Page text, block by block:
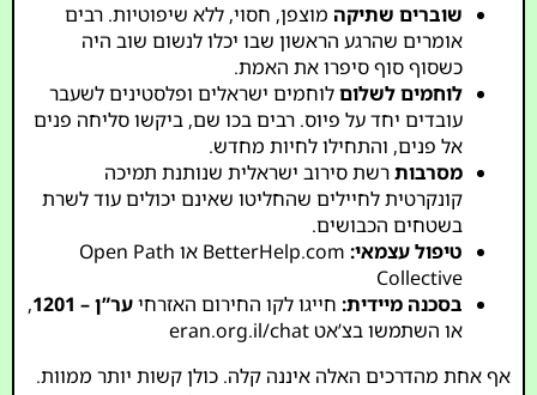
שוברים שתיקה מוצפן, חסוי, ללא שיפוטיות. רבים
אומרים שהרגע הראשון שבו יכלו לנשום שוב היה
כשסוף סוף סיפרו את האמת.
לוחמים לשלוםלוחמים ישראלים ופלסטינים לשעבר
עובדים יחד על פיוס. רבים בכו שם, ביקשו סליחה פנים
אל פנים, והתחילו לחיות מחדש.
מסרבותרשת סירוב ישראלית שנותנת תמיכה
קונקרטית לחיילים שהחליטו שאינם יכולים עוד לשרת
בשטחים הכבושים.
טיפול עצמאי: BetterHelp.com או Open Path
Collective
בסכנה מיידית: חייגו לקו החירום האזרחיער”ן – 1201
,
או השתמשו בצ’אטeran.org.il/chat
אף אחת מהדרכים האלה איננה קלה. כולן קשות יותר ממוות.